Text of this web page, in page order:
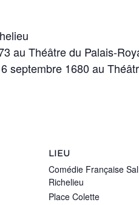
au Théâtre du Palais-
septembre 1680 au
LIEU
Comédie Française
Richelieu
Place Colette